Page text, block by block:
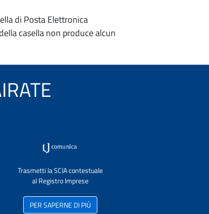
di Posta Elettronica
casella non produce alcun
Trasmetti la SCIA contestuale
al Registro Imprese
PER SAPERNE DI PIÙ